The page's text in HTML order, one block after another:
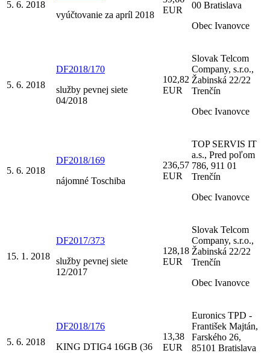
5. 6. 2018
vyúčtovanie za apríl 2018
EUR
00 Bratislava
Obec Ivanovce
5. 6. 2018
DF2018/170
služby pevnej siete
04/2018
102,82
EUR
Slovak Telcom
Company, s.r.o.,
Žabinská 22/22
Trenčín
Obec Ivanovce
5. 6. 2018
DF2018/169
nájomné Toschiba
236,57
EUR
TOP SERVIS IT
a.s., Pred poľom
786, 911 01
Trenčín
Obec Ivanovce
15. 1. 2018
DF2017/373
služby pevnej siete
12/2017
128,18
EUR
Slovak Telcom
Company, s.r.o.,
Žabinská 22/22
Trenčín
Obec Ivanovce
5. 6. 2018
DF2018/176
KING DTIG4 16GB (36
13,38
EUR
Euronics TPD -
František Majtán,
Farského 26,
85101 Bratislava